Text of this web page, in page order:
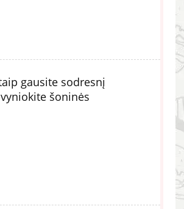
gausite sodresnį
šoninės